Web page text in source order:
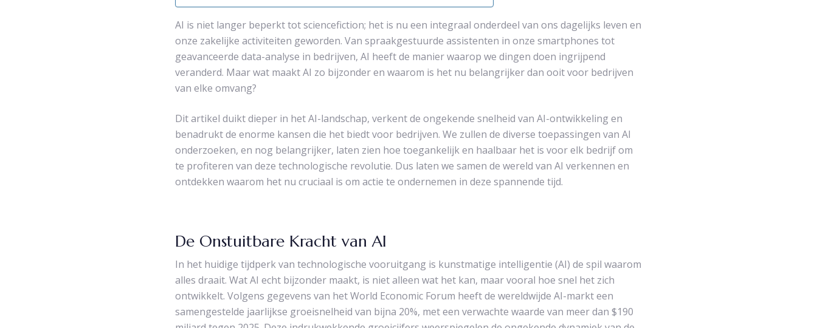
AI is niet langer beperkt tot sciencefiction; het is nu een integraal onderdeel van ons dagelijks leven en
onze zakelijke activiteiten geworden. Van spraakgestuurde assistenten in onze smartphones tot
geavanceerde data-analyse in bedrijven, AI heeft de manier waarop we dingen doen ingrijpend
veranderd. Maar wat maakt AI zo bijzonder en waarom is het nu belangrijker dan ooit voor bedrijven
van elke omvang?
Dit artikel duikt dieper in het AI-landschap, verkent de ongekende snelheid van AI-ontwikkeling en
benadrukt de enorme kansen die het biedt voor bedrijven. We zullen de diverse toepassingen van AI
onderzoeken, en nog belangrijker, laten zien hoe toegankelijk en haalbaar het is voor elk bedrijf om
te profiteren van deze technologische revolutie. Dus laten we samen de wereld van AI verkennen en
ontdekken waarom het nu cruciaal is om actie te ondernemen in deze spannende tijd.
De Onstuitbare Kracht van AI
In het huidige tijdperk van technologische vooruitgang is kunstmatige intelligentie (AI) de spil waarom
alles draait. Wat AI echt bijzonder maakt, is niet alleen wat het kan, maar vooral hoe snel het zich
ontwikkelt. Volgens gegevens van het World Economic Forum heeft de wereldwijde AI-markt een
samengestelde jaarlijkse groeisnelheid van bijna 20%, met een verwachte waarde van meer dan $190